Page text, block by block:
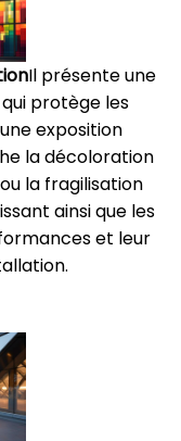
Il présente une
protège les
exposition
la décoloration
la fragilisation
ainsi que les
et leur